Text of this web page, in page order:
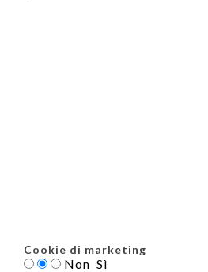
Cookie di marketing
Non Sì